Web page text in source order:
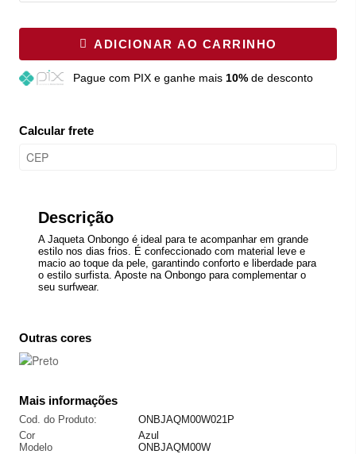
ADICIONAR AO CARRINHO
Pague com PIX e ganhe mais 10%de desconto
Calcular frete
Descrição
A Jaqueta Onbongo é ideal para te acompanhar em grande
estilo nos dias frios. É confeccionado com material leve e
macio ao toque da pele, garantindo conforto e liberdade para
o estilo surfista. Aposte na Onbongo para complementar o
seu surfwear.
Outras cores
Mais informações
Cod. do Produto:
ONBJAQM00W021P
Cor
Azul
Modelo
ONBJAQM00W